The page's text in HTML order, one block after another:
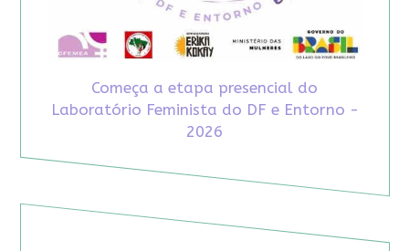
Começa a etapa presencial do
Laboratório Feminista do DF e Entorno -
2026